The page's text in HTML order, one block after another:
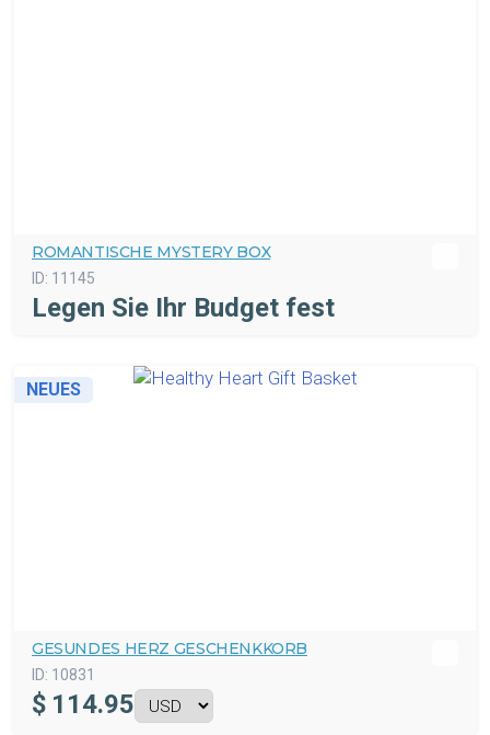
ROMANTISCHE MYSTERY BOX
ID: 11145
Legen Sie Ihr Budget fest
NEUES
GESUNDES HERZ GESCHENKKORB
ID: 10831
$ 114.95